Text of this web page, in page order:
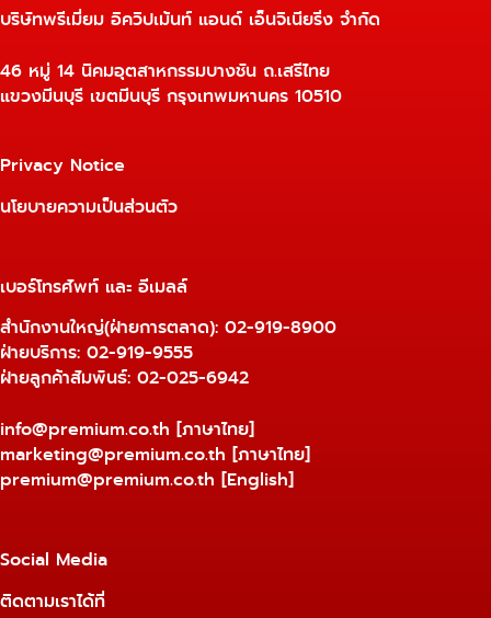
บริษัทพรีเมี่ยม อิควิปเม้นท์ แอนด์ เอ็นจิเนียริ่ง จำกัด
46 หมู่ 14 นิคมอุตสาหกรรมบางชัน ถ.เสรีไทย
แขวงมีนบุรี เขตมีนบุรี กรุงเทพมหานคร 10510
Privacy Notice
นโยบายความเป็นส่วนตัว
เบอร์โทรศัพท์ และ อีเมลล์
สำนักงานใหญ่(ฝ่ายการตลาด): 02-919-8900
ฝ่ายบริการ: 02-919-9555
ฝ่ายลูกค้าสัมพันธ์: 02-025-6942
info@premium.co.th [ภาษาไทย]
marketing@premium.co.th [ภาษาไทย]
premium@premium.co.th [English]
Social Media
ติดตามเราได้ที่